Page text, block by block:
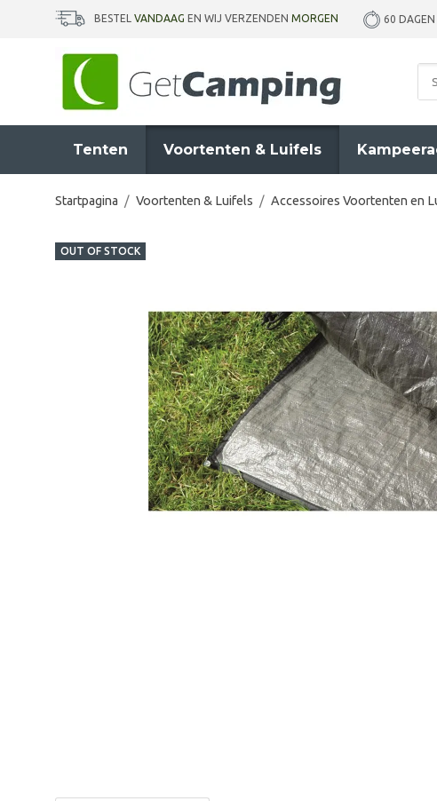
BESTEL VANDAAG EN WIJ VERZENDEN MORGEN 60
Tenten Voortenten & Luifels
Startpagina / Voortenten & Luifels / Accessoires Voortenten en
OUT OF STOCK